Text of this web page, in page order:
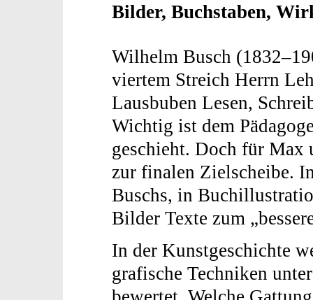
Bilder, Buchstaben,
Wilhelm Busch
viertem Streich Herrn
Lausbuben Lesen,
Wichtig ist dem
geschieht. Doch für Max
zur finalen Zielscheibe.
Buschs, in
Bilder Texte zum
In der Kunstgeschichte
grafische Techniken